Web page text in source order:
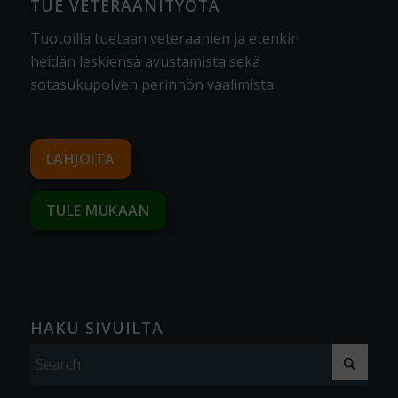
TUE VETERAANITYÖTÄ
Tuotoilla tuetaan veteraanien ja etenkin
heidän leskiensä avustamista sekä
sotasukupolven perinnön vaalimista.
LAHJOITA
TULE MUKAAN
HAKU SIVUILTA